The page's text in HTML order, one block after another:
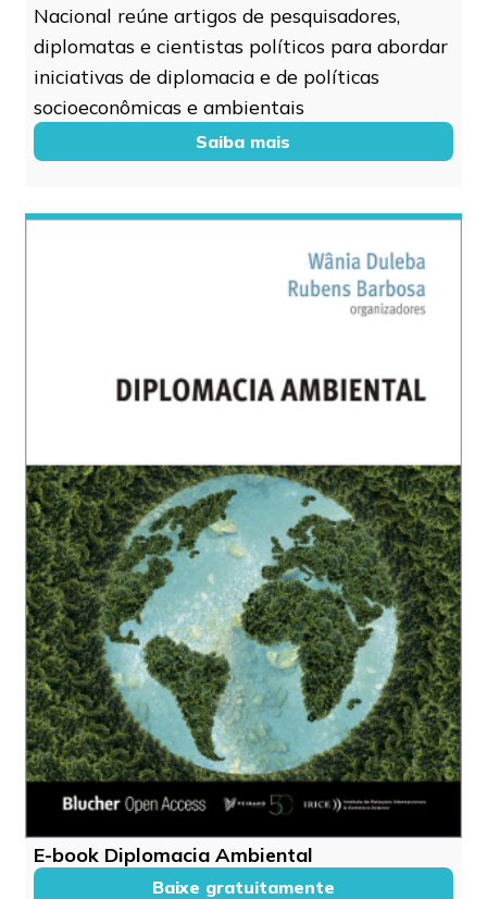
Nacional reúne artigos de pesquisadores,
diplomatas e cientistas políticos para abordar
iniciativas de diplomacia e de políticas
socioeconômicas e ambientais
Saiba mais
E-book Diplomacia Ambiental
Baixe gratuitamente